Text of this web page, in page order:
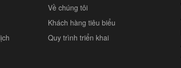
Về chúng tôi
Khách hàng tiêu biểu
Quy trình triển khai